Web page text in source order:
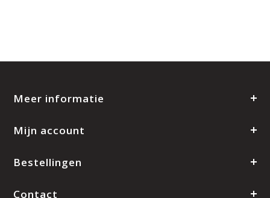
Meer informatie
Mijn account
Bestellingen
Contact